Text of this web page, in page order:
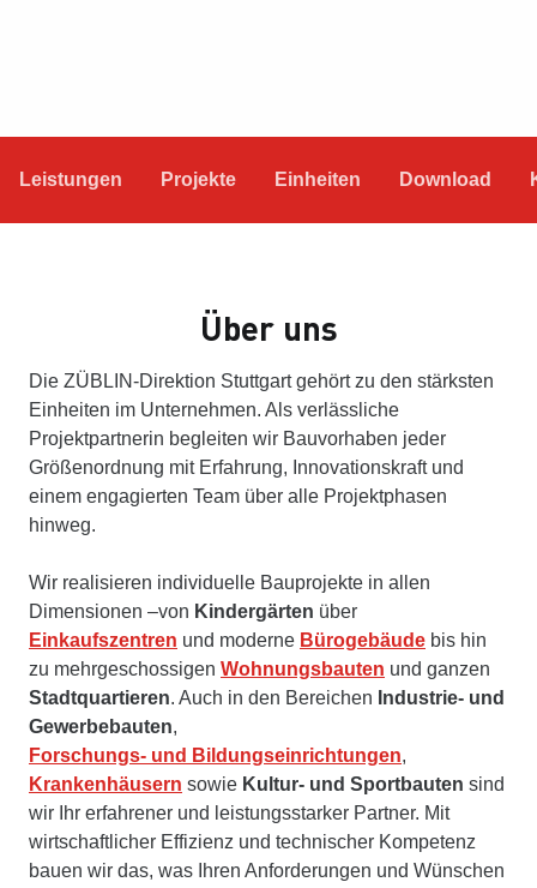
Leistungen Projekte Einheiten Download
Über uns
Die ZÜBLIN-Direktion Stuttgart gehört zu den stärksten
Einheiten im Unternehmen. Als verlässliche
Projektpartnerin begleiten wir Bauvorhaben jeder
Größenordnung mit Erfahrung, Innovationskraft und
einem engagierten Team über alle Projektphasen
hinweg.
Wir realisieren individuelle Bauprojekte in allen
Dimensionen –von Kindergärten über
Einkaufszentren und moderne Bürogebäude bis hin
zu mehrgeschossigen Wohnungsbauten und ganzen
Stadtquartieren. Auch in den Bereichen Industrie- und
Gewerbebauten,
Forschungs- und Bildungseinrichtungen,
Krankenhäusern sowie Kultur- und Sportbauten sind
wir Ihr erfahrener und leistungsstarker Partner. Mit
wirtschaftlicher Effizienz und technischer Kompetenz
bauen wir das, was Ihren Anforderungen und Wünschen